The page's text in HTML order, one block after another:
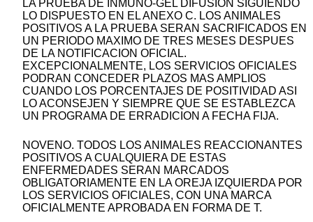
LA PRUEBA DE INMUNO-GEL DIFUSION SIGUIENDO
LO DISPUESTO EN EL ANEXO C. LOS ANIMALES
POSITIVOS A LA PRUEBA SERAN SACRIFICADOS EN
UN PERIODO MAXIMO DE TRES MESES DESPUES
DE LA NOTIFICACION OFICIAL.
EXCEPCIONALMENTE, LOS SERVICIOS OFICIALES
PODRAN CONCEDER PLAZOS MAS AMPLIOS
CUANDO LOS PORCENTAJES DE POSITIVIDAD ASI
LO ACONSEJEN Y SIEMPRE QUE SE ESTABLEZCA
UN PROGRAMA DE ERRADICION A FECHA FIJA.
NOVENO. TODOS LOS ANIMALES REACCIONANTES
POSITIVOS A CUALQUIERA DE ESTAS
ENFERMEDADES SERAN MARCADOS
OBLIGATORIAMENTE EN LA OREJA IZQUIERDA POR
LOS SERVICIOS OFICIALES, CON UNA MARCA
OFICIALMENTE APROBADA EN FORMA DE T.